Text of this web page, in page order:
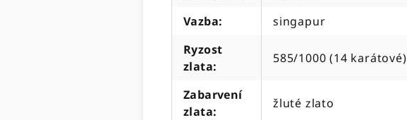
Vazba:
singapur
Ryzost
zlata:
585/1000 (14 karátové)
Zabarvení
zlata:
žluté zlato